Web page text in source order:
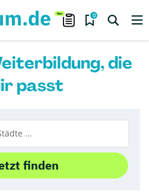
0
die
passt
finden